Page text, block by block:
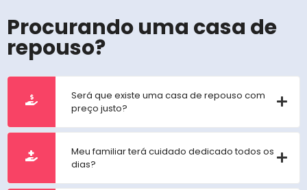
Procurando uma casa de
repouso?
Será que existe uma casa de repouso com
preço justo?
Meu familiar terá cuidado dedicado todos os
dias?